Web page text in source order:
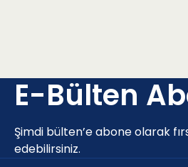
P - Çelik ve dökme çelikler
E-Bülten
Şimdi bülten’e abone olarak
edebilirsiniz.